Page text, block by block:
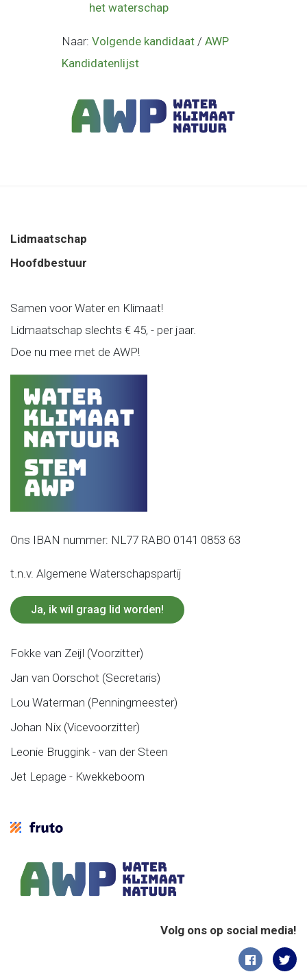
het waterschap
Naar: Volgende kandidaat/ AWP
Kandidatenlijst
Lidmaatschap
Hoofdbestuur
Samen voor Water en Klimaat!
Lidmaatschap slechts € 45, - per jaar.
Doe nu mee met de AWP!
Ons IBAN nummer: NL77 RABO 0141 0853 63
t.n.v. Algemene Waterschapspartij
Ja, ik wil graag lid worden!
Fokke van Zeijl (Voorzitter)
Jan van Oorschot (Secretaris)
Lou Waterman (Penningmeester)
Johan Nix (Vicevoorzitter)
Leonie Bruggink - van der Steen
Jet Lepage - Kwekkeboom
Volg ons op social media!